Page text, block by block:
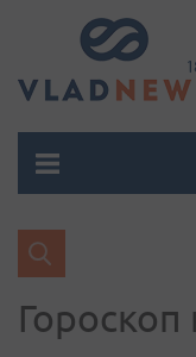
Гороскоп